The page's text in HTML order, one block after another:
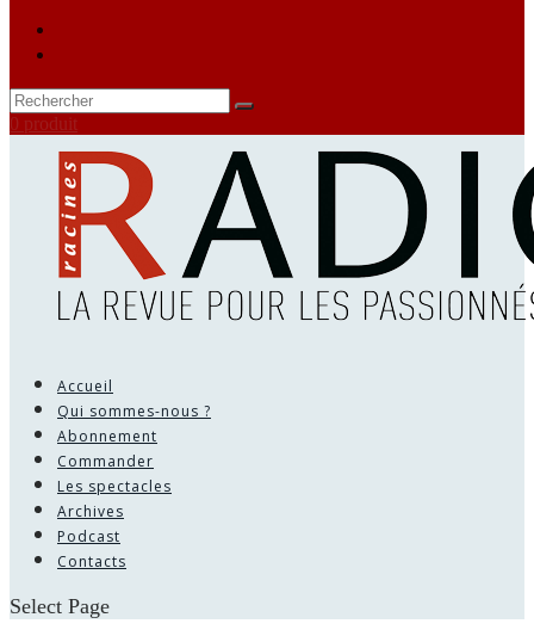
0 produit
Accueil
Qui sommes-nous ?
Abonnement
Commander
Les spectacles
Archives
Podcast
Contacts
Select Page